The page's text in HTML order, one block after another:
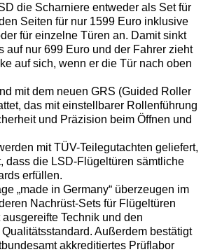
die Scharniere entweder als Set für
Seiten für nur 1599 Euro inklusive
für einzelne Türen an. Damit sinkt
auf nur 699 Euro und der Fahrer zieht
auf sich, wenn er die Tür nach oben
mit dem neuen GRS (Guided Roller
das mit einstellbarer Rollenführung
und Präzision beim Öffnen und
mit TÜV-Teilegutachten geliefert,
dass die LSD-Flügeltüren sämtliche
erfüllen.
„made in Germany“ überzeugen im
Nachrüst-Sets für Flügeltüren
Technik und den
Außerdem bestätigt
akkreditiertes Prüflabor